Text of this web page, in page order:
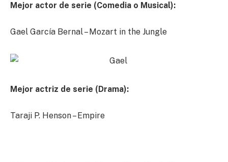
Mejor actor de serie (Comedia o Musical):
Gael García Bernal – Mozart in the Jungle
Mejor actriz de serie (Drama):
Taraji P. Henson – Empire